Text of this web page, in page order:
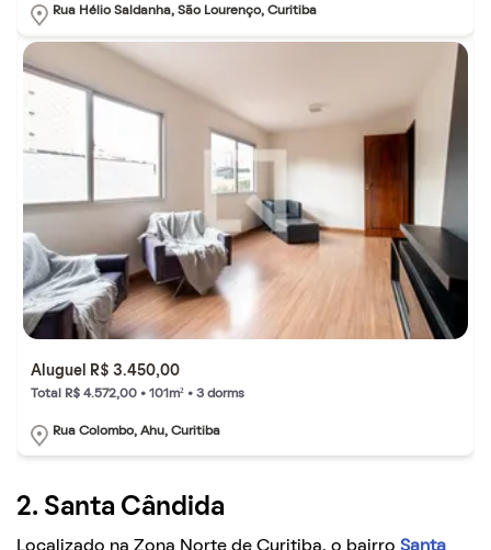
Rua Hélio Saldanha, São Lourenço, Curitiba
Aluguel R$ 3.450,00
Total R$ 4.572,00 • 101m² • 3 dorms
Rua Colombo, Ahu, Curitiba
2. Santa Cândida
Localizado na Zona Norte de Curitiba, o bairro Santa